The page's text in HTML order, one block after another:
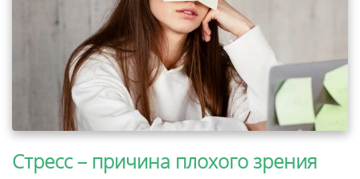
Стресс – причина плохого зрения